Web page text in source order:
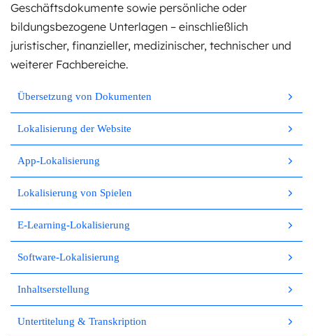
Geschäftsdokumente sowie persönliche oder
bildungsbezogene Unterlagen – einschließlich
juristischer, finanzieller, medizinischer, technischer und
weiterer Fachbereiche.
Übersetzung von Dokumenten
Lokalisierung der Website
App-Lokalisierung
Lokalisierung von Spielen
E-Learning-Lokalisierung
Software-Lokalisierung
Inhaltserstellung
Untertitelung & Transkription